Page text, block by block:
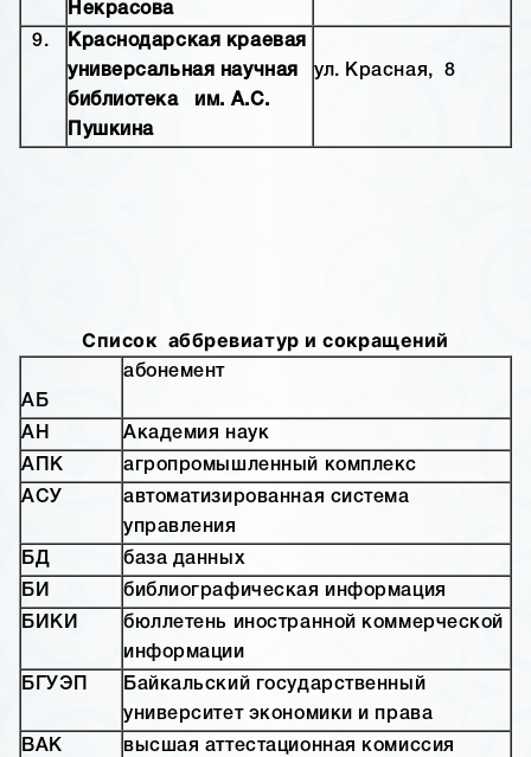
Некрасова
9.
Краснодарская краевая
универсальная научная
библиотека им. А.С.
Пушкина
ул. Красная, 8
Список аббревиатур и сокращений
АБ
абонемент
АН
Академия наук
АПК
агропромышленный комплекс
АСУ
автоматизированная система
управления
БД
база данных
БИ
библиографическая информация
БИКИ
бюллетень иностранной коммерческой
информации
БГУЭП
Байкальский государственный
университет экономики и права
ВАК
высшая аттестационная комиссия